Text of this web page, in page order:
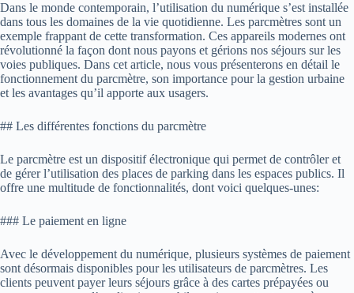
Dans le monde contemporain, l’utilisation du numérique s’est installée
dans tous les domaines de la vie quotidienne. Les parcmètres sont un
exemple frappant de cette transformation. Ces appareils modernes ont
révolutionné la façon dont nous payons et gérions nos séjours sur les
voies publiques. Dans cet article, nous vous présenterons en détail le
fonctionnement du parcmètre, son importance pour la gestion urbaine
et les avantages qu’il apporte aux usagers.
## Les différentes fonctions du parcmètre
Le parcmètre est un dispositif électronique qui permet de contrôler et
de gérer l’utilisation des places de parking dans les espaces publics. Il
offre une multitude de fonctionnalités, dont voici quelques-unes:
### Le paiement en ligne
Avec le développement du numérique, plusieurs systèmes de paiement
sont désormais disponibles pour les utilisateurs de parcmètres. Les
clients peuvent payer leurs séjours grâce à des cartes prépayées ou